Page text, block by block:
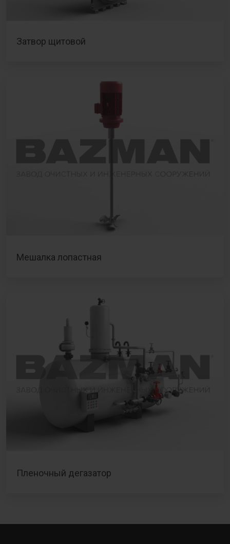
Затвор щитовой
Мешалка лопастная
Пленочный дегазатор